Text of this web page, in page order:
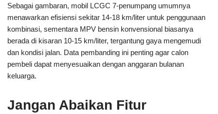
Sebagai gambaran, mobil LCGC 7-penumpang umumnya
menawarkan efisiensi sekitar 14-18 km/liter untuk penggunaan
kombinasi, sementara MPV bensin konvensional biasanya
berada di kisaran 10-15 km/liter, tergantung gaya mengemudi
dan kondisi jalan. Data pembanding ini penting agar calon
pembeli dapat menyesuaikan dengan anggaran bulanan
keluarga.
Jangan Abaikan Fitur